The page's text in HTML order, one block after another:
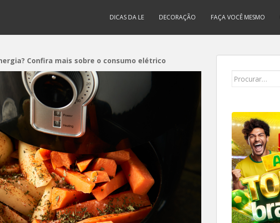
DICAS DA LE DECORAÇÃO FAÇA VOCÊ MESMO
Confira mais sobre o consumo elétrico
Search